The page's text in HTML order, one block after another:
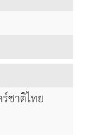
ชาติไทย